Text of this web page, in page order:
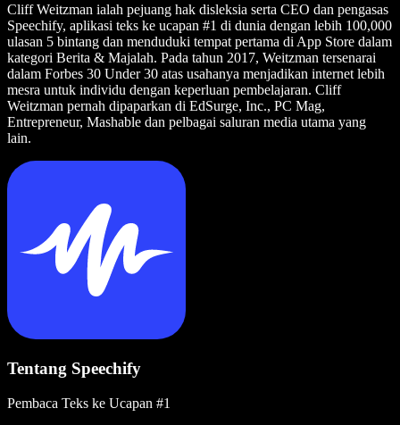
Cliff Weitzman ialah pejuang hak disleksia serta CEO dan pengasas
Speechify, aplikasi teks ke ucapan #1 di dunia dengan lebih 100,000
ulasan 5 bintang dan menduduki tempat pertama di App Store dalam
kategori Berita & Majalah. Pada tahun 2017, Weitzman tersenarai
dalam Forbes 30 Under 30 atas usahanya menjadikan internet lebih
mesra untuk individu dengan keperluan pembelajaran. Cliff
Weitzman pernah dipaparkan di EdSurge, Inc., PC Mag,
Entrepreneur, Mashable dan pelbagai saluran media utama yang
lain.
Tentang Speechify
Pembaca Teks ke Ucapan #1